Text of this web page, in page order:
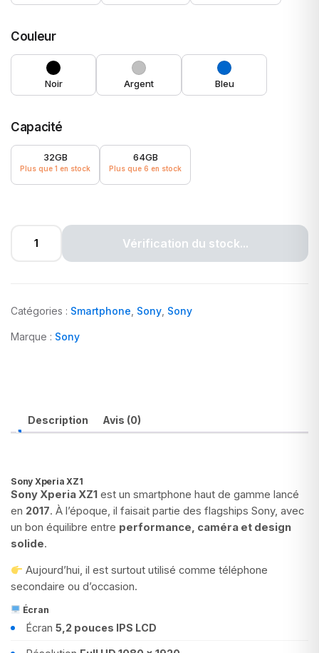
Couleur
Noir Argent Bleu
Capacité
32GB
Plus que 1 en stock
64GB
Plus que 6 en stock
Vérification du stock...
Catégories : Smartphone Sony Sony
Marque : Sony
Description Avis (0)
Sony Xperia XZ1
Sony Xperia XZ1 est un smartphone haut de gamme lancé
en 2017. À l’époque, il faisait partie des flagships Sony, avec
un bon équilibre entre performance, caméra et design
solide.
Aujourd’hui, il est surtout utilisé comme téléphone
secondaire ou d’occasion.
Écran
Écran 5,2 pouces IPS LCD